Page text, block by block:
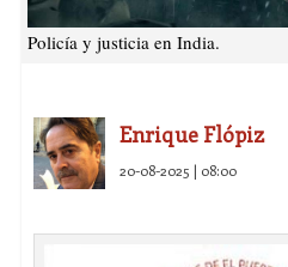
Policía y justicia en India.
Enrique Flópiz
20-08-2025 | 08:00